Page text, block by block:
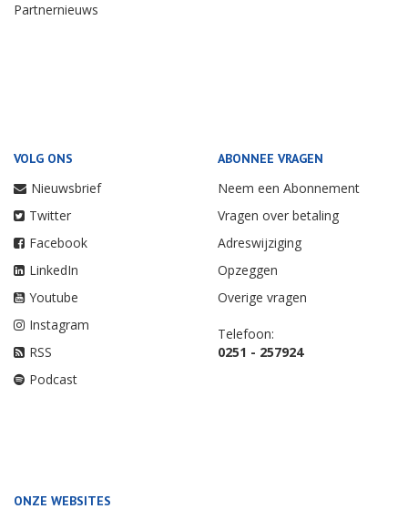
Partnernieuws
VOLG ONS
Nieuwsbrief
Twitter
Facebook
LinkedIn
Youtube
Instagram
RSS
Podcast
ABONNEE VRAGEN
Neem een Abonnement
Vragen over betaling
Adreswijziging
Opzeggen
Overige vragen
Telefoon:
0251 - 257924
ONZE WEBSITES